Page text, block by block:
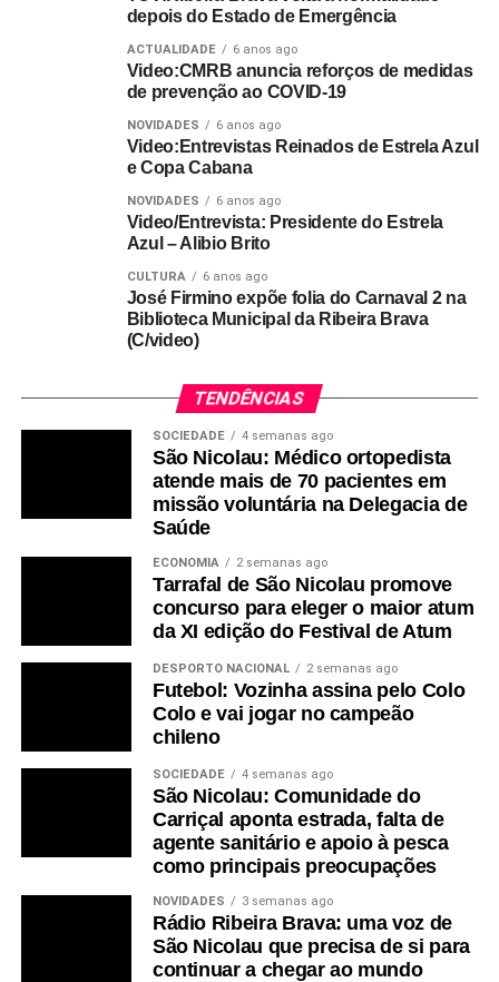
depois do Estado de Emergência
ACTUALIDADE 6 anos ago
Video:CMRB anuncia reforços de medidas
de prevenção ao COVID-19
NOVIDADES 6 anos ago
Video:Entrevistas Reinados de Estrela Azul
e Copa Cabana
NOVIDADES 6 anos ago
Video/Entrevista: Presidente do Estrela
Azul – Alibio Brito
CULTURA 6 anos ago
José Firmino expõe folia do Carnaval 2 na
Biblioteca Municipal da Ribeira Brava
(C/video)
TENDÊNCIAS
SOCIEDADE 4 semanas ago
São Nicolau: Médico ortopedista
atende mais de 70 pacientes em
missão voluntária na Delegacia de
Saúde
ECONOMIA 2 semanas ago
Tarrafal de São Nicolau promove
concurso para eleger o maior atum
da XI edição do Festival de Atum
DESPORTO NACIONAL 2 semanas ago
Futebol: Vozinha assina pelo Colo
Colo e vai jogar no campeão
chileno
SOCIEDADE 4 semanas ago
São Nicolau: Comunidade do
Carriçal aponta estrada, falta de
agente sanitário e apoio à pesca
como principais preocupações
NOVIDADES 3 semanas ago
Rádio Ribeira Brava: uma voz de
São Nicolau que precisa de si para
continuar a chegar ao mundo